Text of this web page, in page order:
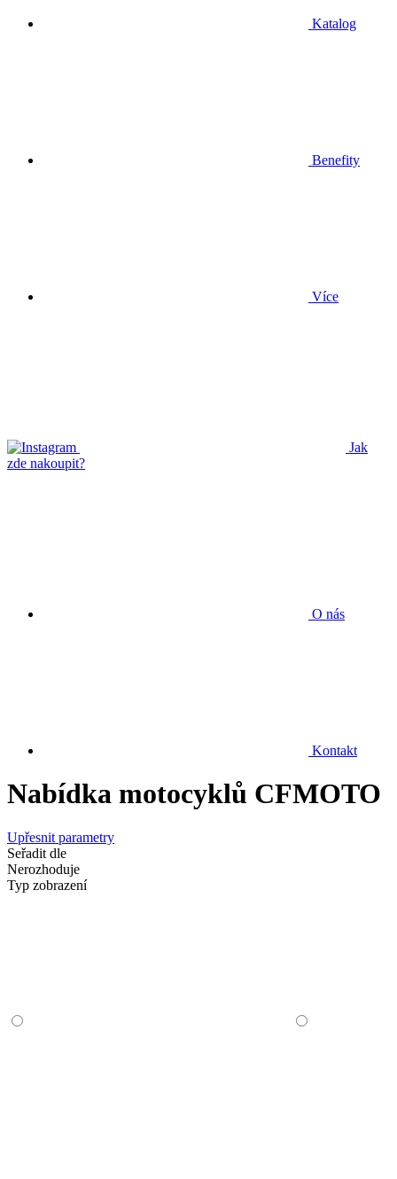
Katalog
Benefity
Více
Jak
zde nakoupit?
O nás
Kontakt
Nabídka motocyklů CFMOTO
Upřesnit parametry
Seřadit dle
Nerozhoduje
Typ zobrazení